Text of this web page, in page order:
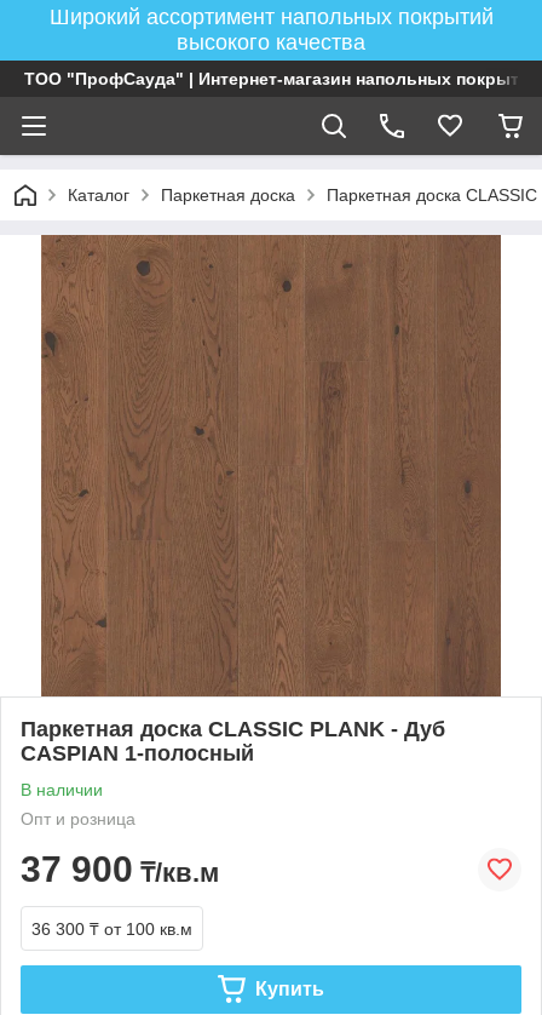
Широкий ассортимент напольных покрытий
высокого качества
ТОО "ПрофСауда" | Интернет-магазин напольных покрытий
Каталог Паркетная доска Паркетная доска CLASSIC
Паркетная доска CLASSIC PLANK - Дуб
CASPIAN 1-полосный
В наличии
Опт и розница
37 900 ₸/кв.м
36 300 ₸ от 100 кв.м
Купить